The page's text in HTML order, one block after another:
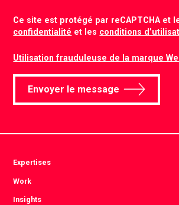
Ce site est protégé par reCAPTCHA et
confidentialité et les conditions
Utilisation frauduleuse de la marque We
Envoyer le message
Expertises
Work
Insights